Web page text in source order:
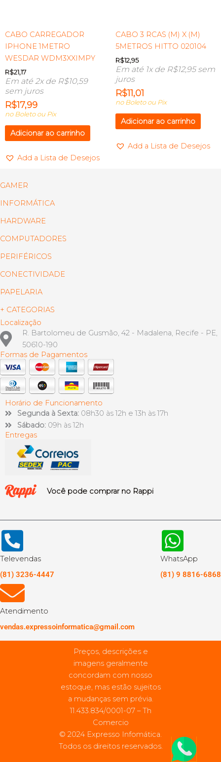
CABO CARREGADOR
IPHONE 1METRO
WESDAR WDM3XXIMPY
R$21,17
Em até 2x de R$10,59
sem juros
R$17,99
no Boleto ou Pix
Adicionar ao carrinho
Add a Lista de Desejos
CABO 3 RCAS (M) X (M)
5METROS HITTO 020104
R$12,95
Em até 1x de R$12,95sem
juros
R$11,01
no Boleto ou Pix
Adicionar ao carrinho
Add a Lista de Desejos
GAMER
INFORMÁTICA
HARDWARE
COMPUTADORES
PERIFÉRICOS
CONECTIVIDADE
PAPELARIA
+ CATEGORIAS
Localização
R. Bartolomeu de Gusmão, 42 - Madalena, Recife - PE,
50610-190
Formas de Pagamentos
Horário de Funcionamento
Segunda à Sexta: 08h30 às 12h e 13h às 17h
Sábado: 09h às 12h
Entregas
Você pode comprar no Rappi
Televendas
(81) 3236-4447
WhatsApp
(81) 9 8816-6868
Atendimento
vendas.expressoinformatica@gmail.com
Preços, descrições e
imagens geralmente
concordam com nosso
estoque, mas estão sujeitos
a mudanças sem prévia.
11.433.834/0001-07 – Th
Comercio
© 2024 Expresso Infomática.
Todos os direitos reservados.